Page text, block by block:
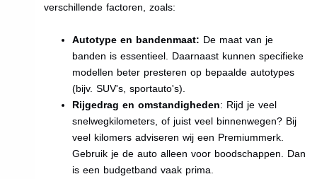
verschillende factoren, zoals:
Autotype en bandenmaat: De maat van je
banden is essentieel. Daarnaast kunnen specifieke
modellen beter presteren op bepaalde autotypes
(bijv. SUV's, sportauto's).
Rijgedrag en omstandigheden: Rijd je veel
snelwegkilometers, of juist veel binnenwegen? Bij
veel kilomers adviseren wij een Premiummerk.
Gebruik je de auto alleen voor boodschappen. Dan
is een budgetband vaak prima.